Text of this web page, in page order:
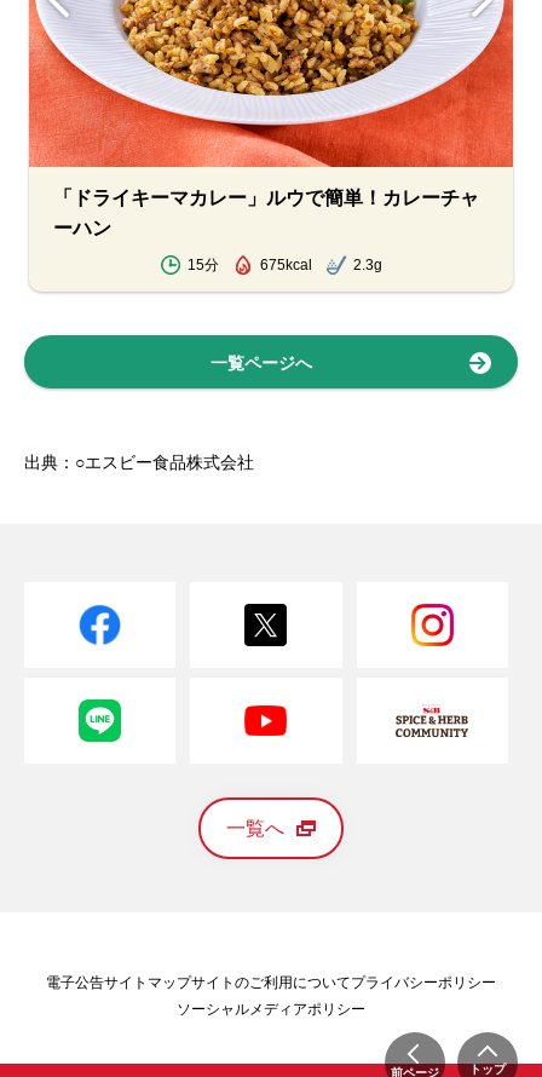
「ドライキーマカレー」ルウで簡単！カレーチャ
ーハン
15分 675kcal 2.3g
一覧ページへ
出典：○エスビー食品株式会社
前ページ トップ
一覧へ
電子公告サイトマップサイトのご利用についてプライバシーポリシー
ソーシャルメディアポリシー